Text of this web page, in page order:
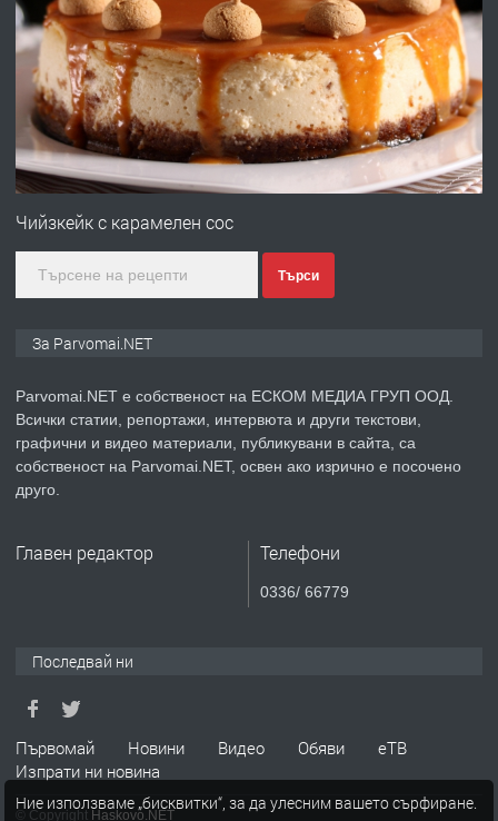
ПРЕДЛАГА Работа за общи работници
преди 1 година
ПРЕДЛАГА
Първи поход "По стъпките на Ангел
преди 1 година
ПРЕДЛАГА Уроци по Математика
ТЪРСИ Търсим работник
Чийзкейк с карамелен сос
Търси
За Parvomai.NET
Parvomai.NET е собственост на ЕСКОМ МЕДИА ГРУП ООД.
Всички статии, репортажи, интервюта и други текстови,
графични и видео материали, публикувани в сайта, са
собственост на Parvomai.NET, освен ако изрично е посочено
друго.
Главен редактор Телефони
0336/ 66779
Последвай ни
Първомай Новини Видео Обяви
еТВ
Изпрати ни новина
© Copyright Haskovo.NET
Ние използваме „бисквитки“, за да улесним вашето сърфиране.